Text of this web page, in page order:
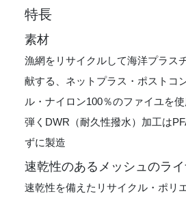
特長
素材
漁網をリサイクルして海洋プラス
献する、ネットプラス・ポストコ
ル・ナイロン100％のファイユを
弾くDWR（耐久性撥水）加工は
ずに製造
速乾性のあるメッシュのラ
速乾性を備えたリサイクル・ポリ